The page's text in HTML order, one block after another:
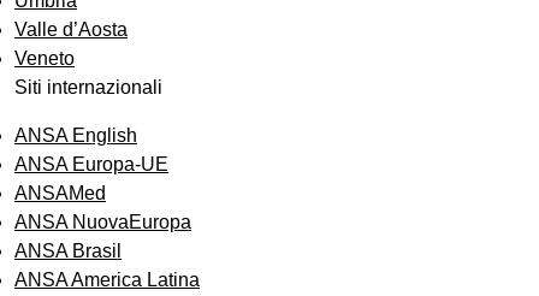
Valle d’Aosta
Veneto
Siti internazionali
ANSA English
ANSA Europa-UE
ANSAMed
ANSA NuovaEuropa
ANSA Brasil
ANSA America Latina